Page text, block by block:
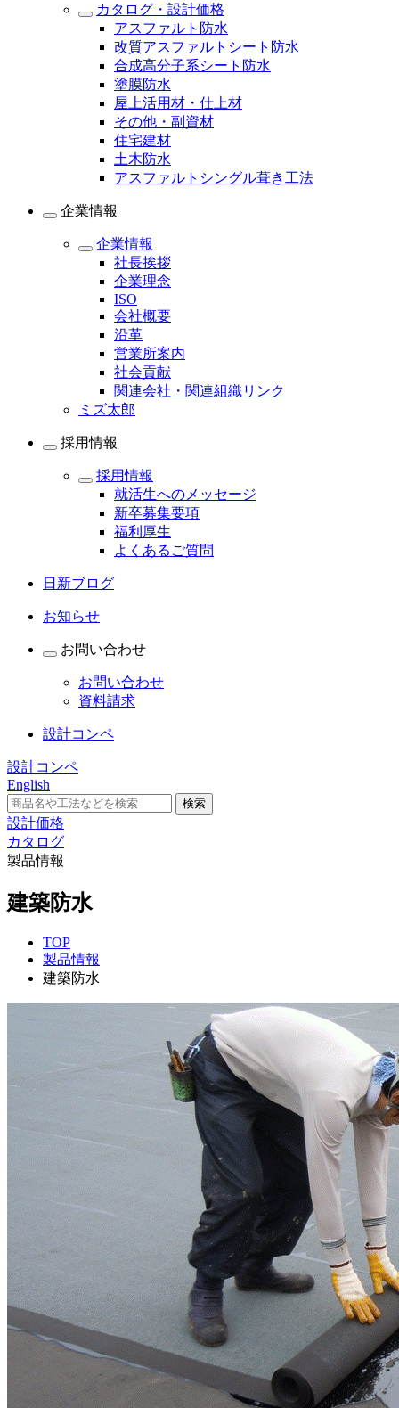
カタログ・設計価格
アスファルト防水
改質アスファルトシート防水
合成高分子系シート防水
塗膜防水
屋上活用材・仕上材
その他・副資材
住宅建材
土木防水
アスファルトシングル葺き工法
企業情報
企業情報
社長挨拶
企業理念
ISO
会社概要
沿革
営業所案内
社会貢献
関連会社・関連組織リンク
ミズ太郎
採用情報
採用情報
就活生へのメッセージ
新卒募集要項
福利厚生
よくあるご質問
日新ブログ
お知らせ
お問い合わせ
お問い合わせ
資料請求
設計コンペ
設計コンペ
English
設計価格
カタログ
製品情報
建築防水
TOP
製品情報
建築防水